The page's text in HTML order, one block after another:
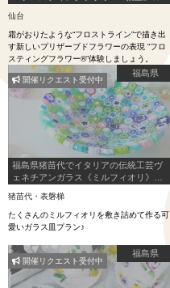
仙台
霜がおりたような“フロストライン”で描き出
す新しいプリザーブドフラワーの表現 “フロ
スティングフラワー®︎”体験しましょう。
福島県
福島県猪苗代でイタリアの伝統工芸ヴ
ェネチアンガラス《ミルフィオリ》教
猪苗代・表磐梯
たくさんのミルフィオリを敷き詰めて作る可
愛いガラス皿プラン♪
開催リクエスト受付中
福島県
開催リクエスト受付中